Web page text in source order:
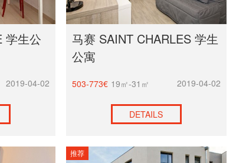
学生公
2019-04-02
马赛 SAINT CHARLES 学生
公寓
503-773€ 19㎡-31㎡ 2019-04-02
DETAILS
推荐